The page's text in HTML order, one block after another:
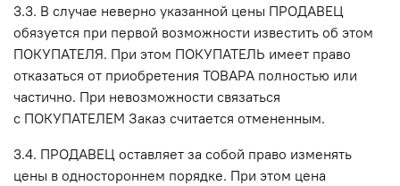
3.3. В случае неверно указанной цены ПРОДАВЕЦ
обязуется при первой возможности известить об этом
ПОКУПАТЕЛЯ. При этом ПОКУПАТЕЛЬ имеет право
отказаться от приобретения ТОВАРА полностью или
частично. При невозможности связаться
с ПОКУПАТЕЛЕМ Заказ считается отмененным.
3.4. ПРОДАВЕЦ оставляет за собой право изменять
цены в одностороннем порядке. При этом цена